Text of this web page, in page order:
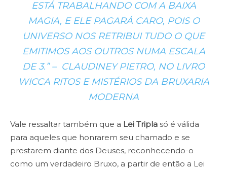
ESTÁ TRABALHANDO COM A BAIXA
MAGIA, E ELE PAGARÁ CARO, POIS O
UNIVERSO NOS RETRIBUI TUDO O QUE
EMITIMOS AOS OUTROS NUMA ESCALA
DE 3.” – CLAUDINEY PIETRO, NO LIVRO
WICCA RITOS E MISTÉRIOS DA BRUXARIA
MODERNA
Vale ressaltar também que a Lei Tripla só é válida
para aqueles que honrarem seu chamado e se
prestarem diante dos Deuses, reconhecendo-o
como um verdadeiro Bruxo, a partir de então a Lei